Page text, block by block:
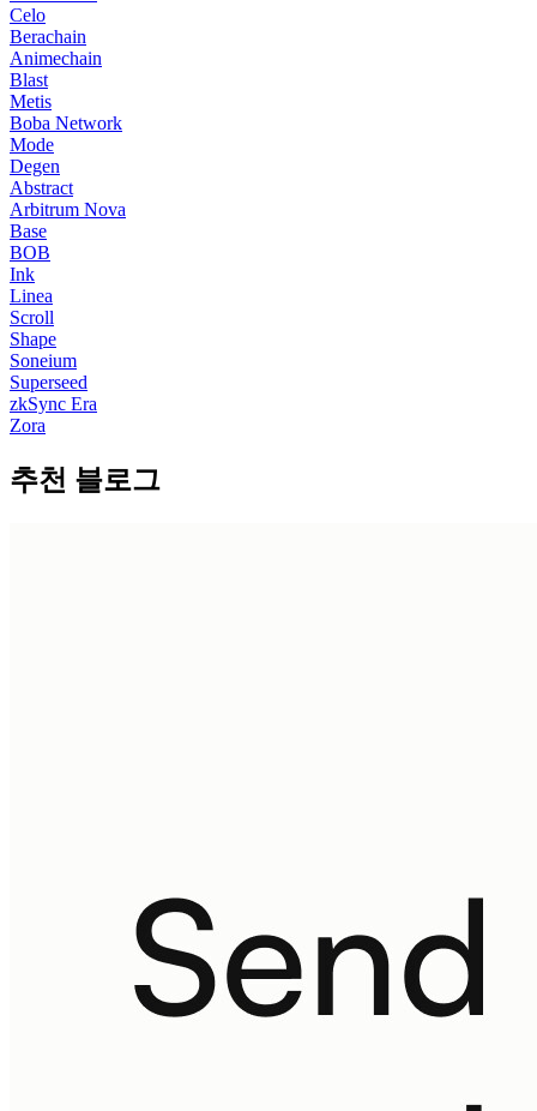
Celo
Berachain
Animechain
Blast
Metis
Boba Network
Mode
Degen
Abstract
Arbitrum Nova
Base
BOB
Ink
Linea
Scroll
Shape
Soneium
Superseed
zkSync Era
Zora
추천 블로그